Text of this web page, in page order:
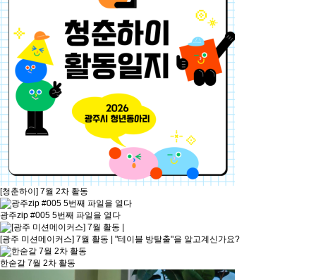
[청춘하이] 7월 2차 활동
광주zip #005 5번째 파일을 열다
[광주 미션메이커스] 7월 활동 | "테이블 방탈출"을 알고계신가요?
한숟갈 7월 2차 활동